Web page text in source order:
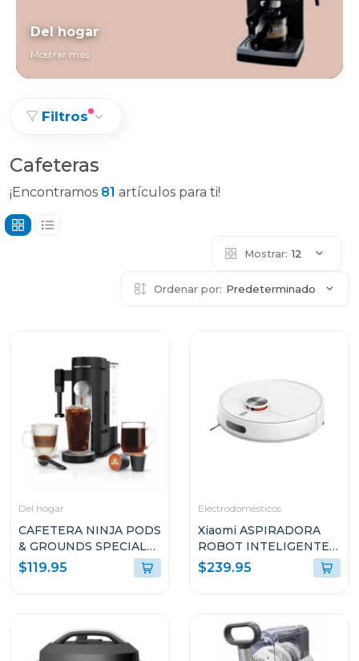
Del hogar
Mostrar más
Filtros
Cafeteras
¡Encontramos 81 artículos para ti!
Mostrar: 12
Ordenar por: Predeterminado
Del hogar
CAFETERA NINJA PODS
& GROUNDS SPECIALTY
COFFEE MAKER CON
ESPUMADOR DE
$119.95
Electrodomésticos
Xiaomi ASPIRADORA
ROBOT INTELIGENTE
2-EN-1 SUCCIÓN
10000PA SENSOR LDS
$239.95